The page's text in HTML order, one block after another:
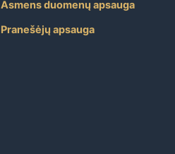
Asmens duomenų apsauga
Pranešėjų apsauga